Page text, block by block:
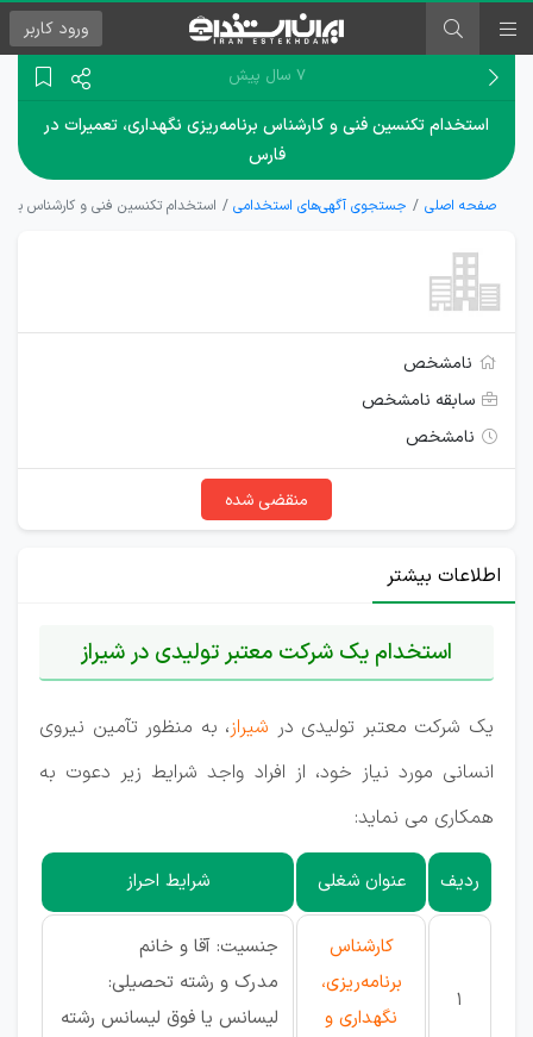
ورود کاربر
۷ سال پیش
استخدام تکنسین فنی و کارشناس برنامه‌ریزی نگهداری، تعمیرات در
فارس
صفحه اصلی جستجوی آگهی‌های استخدامی استخدام تکنسین فنی و کارشناس
نامشخص
سابقه نامشخص
نامشخص
منقضی شده
اطلاعات بیشتر
استخدام یک شرکت معتبر تولیدی در شیراز
یک شرکت معتبر تولیدی در شیراز، به منظور تآمین نیروی
انسانی مورد نیاز خود، از افراد واجد شرایط زیر دعوت به
همکاری می نماید:
ردیف عنوان شغلی شرایط احراز
1
کارشناس
برنامه‌ریزی،
نگهداری و
جنسیت: آقا و خانم
مدرک و رشته تحصیلی:
لیسانس یا فوق لیسانس رشته